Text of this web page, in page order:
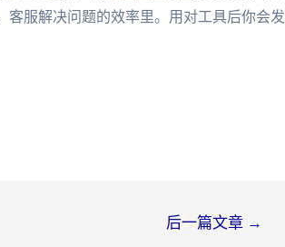
服解决问题的效率里。用对工具后你会发
后一篇文章 →